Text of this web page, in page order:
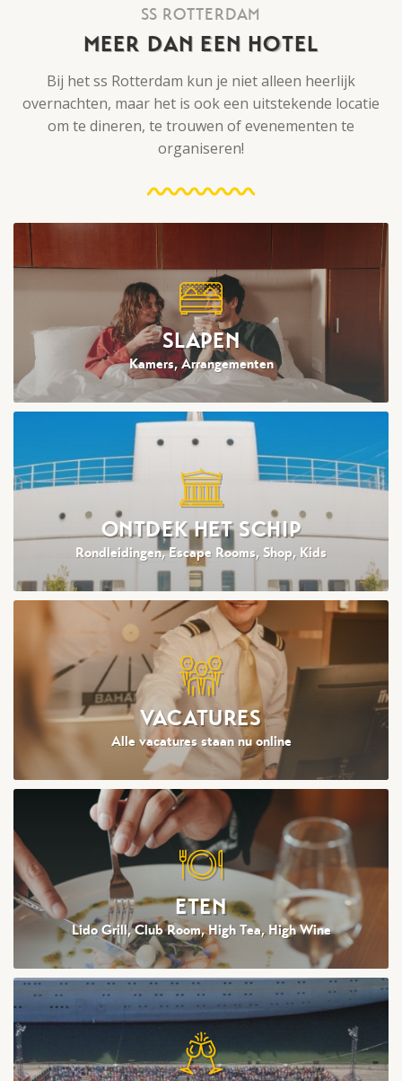
SS ROTTERDAM
MEER DAN EEN HOTEL
Bij het ss Rotterdam kun je niet alleen heerlijk
overnachten, maar het is ook een uitstekende locatie
om te dineren, te trouwen of evenementen te
organiseren!
SLAPEN
Kamers, Arrangementen
ONTDEK HET SCHIP
Rondleidingen, Escape Rooms, Shop, Kids
VACATURES
Alle vacatures staan nu online
ETEN
Lido Grill, Club Room, High Tea, High Wine